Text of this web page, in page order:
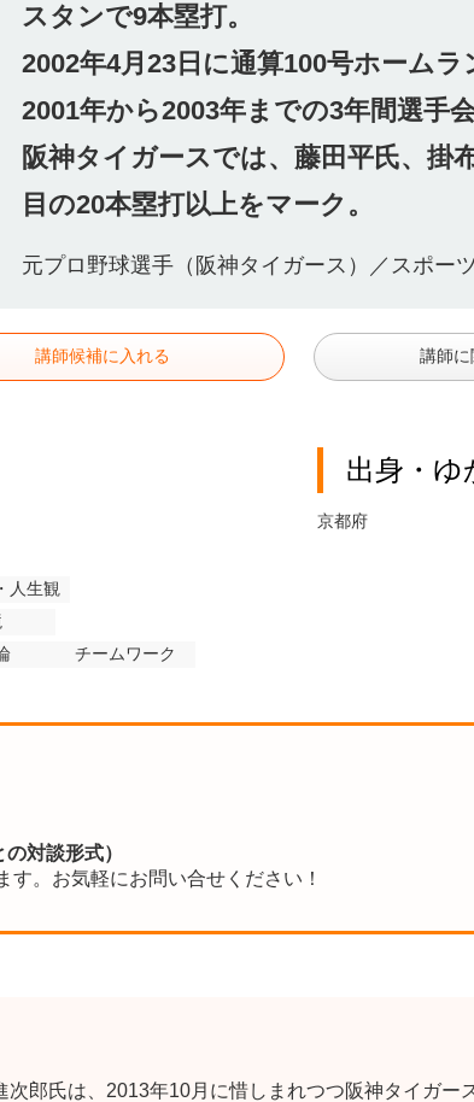
スタンで9本塁打。
2002年4月23日に通算100号ホームラ
2001年から2003年までの3年間選手会
阪神タイガースでは、藤田平氏、掛
目の20本塁打以上をマーク。
元プロ野球選手（阪神タイガース）／スポー
講師候補に入れる 講師に
人生観
チームワーク
出身・ゆ
京都府
対談形式）
。お気軽にお問い合せください！
郎氏は、2013年10月に惜しまれつつ阪神タイガー